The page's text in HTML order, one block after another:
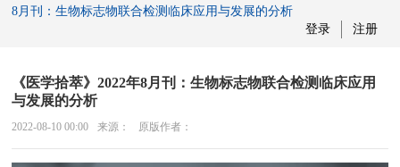
8月刊：生物标志物联合检测临床应用与发展的分析
登录
注册
《医学拾萃》2022年8月刊：生物标志物联合检测临床应用
与发展的分析
2022-08-10 00:00 来源： 原版作者：